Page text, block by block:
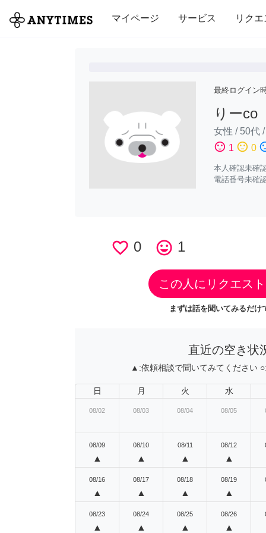
マイページ サービス リクエ
全て 修理・組立 家事 引っ越し
最終ログイン
りーco
女性 / 50代 /
sentiment_satisfied 1 sentiment_neutral 0
本人確認未確
電話番号未確
favorite_border 0 tag_faces 1
この人にリクエス
まずは話を聞いてみるだけ
直近の空き状
▲:依頼相談で聞いてみてください ○:
日 月 火 水
08/02 08/03 08/04 08/05
08/09
▲
08/10
▲
08/11
▲
08/12
▲
08/16
▲
08/17
▲
08/18
▲
08/19
▲
08/23
▲
08/24
▲
08/25
▲
08/26
▲